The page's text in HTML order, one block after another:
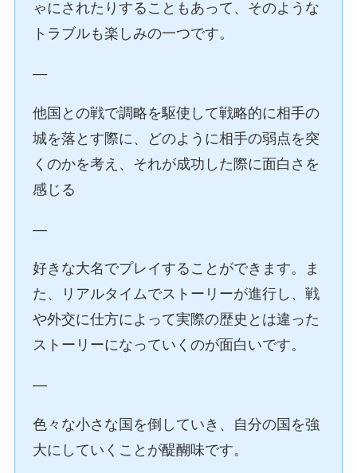
ゃにされたりすることもあって、そのような
トラブルも楽しみの一つです。
—
他国との戦で調略を駆使して戦略的に相手の
城を落とす際に、どのように相手の弱点を突
くのかを考え、それが成功した際に面白さを
感じる
—
好きな大名でプレイすることができます。ま
た、リアルタイムでストーリーが進行し、戦
や外交に仕方によって実際の歴史とは違った
ストーリーになっていくのが面白いです。
—
色々な小さな国を倒していき、自分の国を強
大にしていくことが醍醐味です。